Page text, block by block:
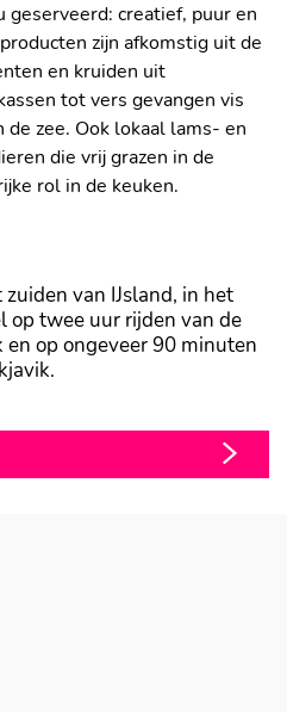
geserveerd: creatief, puur en
zijn afkomstig uit de
en kruiden uit
tot vers gevangen vis
zee. Ook lokaal lams- en
die vrij grazen in de
rol in de keuken.
van IJsland, in het
op twee uur rijden van de
op ongeveer 90 minuten